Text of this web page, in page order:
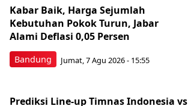
Bandung
Kabar Baik, Harga Sejumlah
Kebutuhan Pokok Turun, Jabar
Alami Deflasi 0,05 Persen
Jumat, 7 Agu 2026 - 15:55
Prediksi Line-up Timnas Indonesia vs